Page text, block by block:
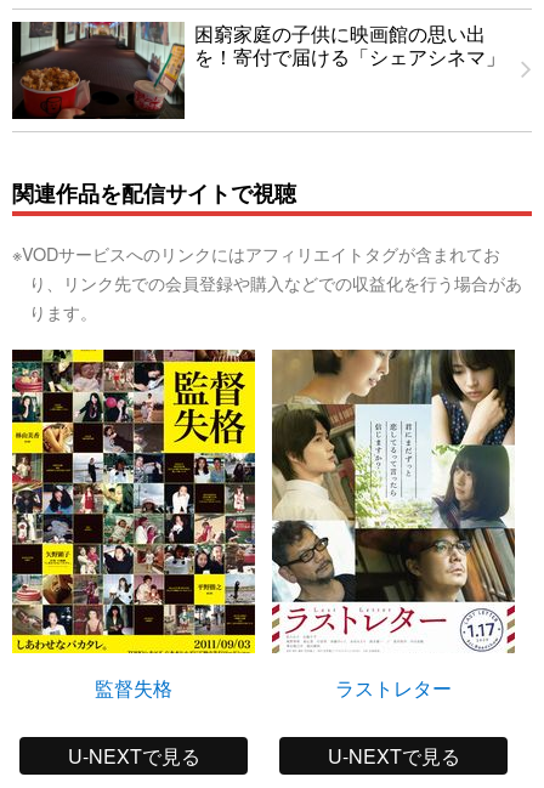
困窮家庭の子供に映画館の思い出
を！寄付で届ける「シェアシネマ」
関連作品を配信サイトで視聴
※VODサービスへのリンクにはアフィリエイトタグが含まれてお
り、リンク先での会員登録や購入などでの収益化を行う場合があ
ります。
監督失格
U-NEXTで見る
ラストレター
U-NEXTで見る